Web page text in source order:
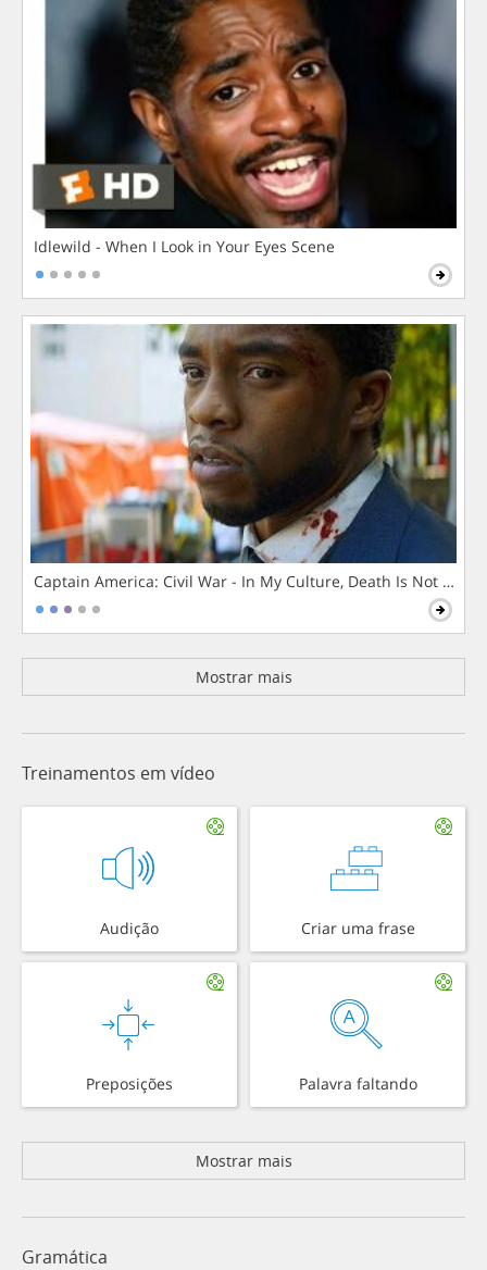
Idlewild - When I Look in Your Eyes Scene
Captain America: Civil War - In My Culture, Death Is Not The
Mostrar mais
Treinamentos em vídeo
Audição Criar uma frase
Preposições Palavra faltando
Mostrar mais
Gramática